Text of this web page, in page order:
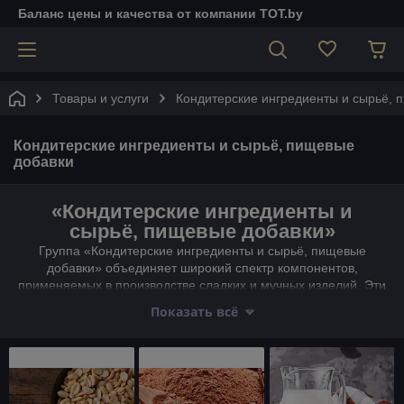
Баланс цены и качества от компании TOT.by
Товары и услуги Кондитерские ингредиенты и сырьё,
Кондитерские ингредиенты и сырьё, пищевые
добавки
«Кондитерские ингредиенты и
сырьё, пищевые добавки»
Группа «Кондитерские ингредиенты и сырьё, пищевые
добавки» объединяет широкий спектр компонентов,
применяемых в производстве сладких и мучных изделий. Эти
текстуры, внешнего вида и срока хранения кондитерской
Основные категории ингредиентов:
Сахаристые компоненты: сахар, мёд, сиропы,
Показать всё